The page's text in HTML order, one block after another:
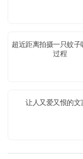
超近距离拍摄一只蚊子
过程
让人又爱又恨的文